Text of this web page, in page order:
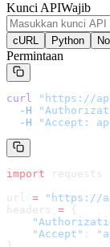
Kunci APIWajib
cURL
Python
Permintaan
curl " https://
  -H
  -H
"Accept:
import requests
url = " https://
headers = {
    "Accept"
: